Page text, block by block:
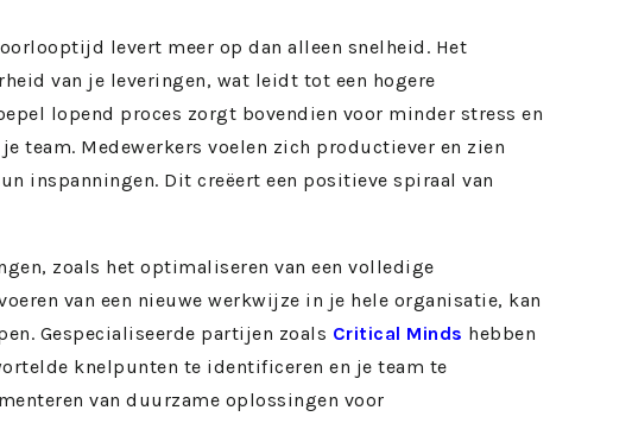
levert meer op dan alleen snelheid. Het
van je leveringen, wat leidt tot een hogere
lopend proces zorgt bovendien voor minder stress en
team. Medewerkers voelen zich productiever en zien
inspanningen. Dit creëert een positieve spiraal van
zoals het optimaliseren van een volledige
van een nieuwe werkwijze in je hele organisatie, kan
Gespecialiseerde partijen zoals Critical Minds hebben
knelpunten te identificeren en je team te
van duurzame oplossingen voor